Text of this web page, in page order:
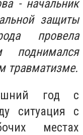
- начальник
защиты
провела
поднимался
травматизме.
год с
ситуация с
местах